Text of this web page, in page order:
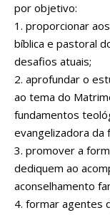
por objetivo:
1. proporcionar
bíblica e pastoral
desafios atuais;
2. aprofundar o
ao tema do
fundamentos
evangelizadora da
3. promover a
dediquem ao
aconselhamento
4. formar agentes